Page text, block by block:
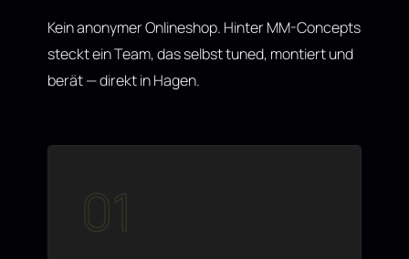
Kein anonymer Onlineshop. Hinter MM-Concepts
steckt ein Team, das selbst tuned, montiert und
berät — direkt in Hagen.
01